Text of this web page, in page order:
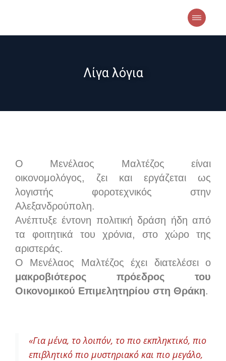
Λίγα λόγια
Ο Μενέλαος Μαλτέζος είναι
οικονομολόγος, ζει και εργάζεται ως
λογιστής φοροτεχνικός στην
Αλεξανδρούπολη.
Aνέπτυξε έντονη πολιτική δράση ήδη από
τα φοιτητικά του χρόνια, στο χώρο της
αριστεράς.
Ο Μενέλαος Μαλτέζος έχει διατελέσει ο
μακροβιότερος πρόεδρος του
Οικονομικού Επιμελητηρίου στη Θράκη.
«Για μένα, το λοιπόν, το πιο εκπληκτικό, πιο
επιβλητικό πιο μυστηριακό και πιο μεγάλο,